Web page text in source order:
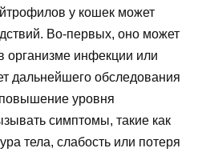
у кошек может
Во-первых, оно может
организме инфекции или
дальнейшего обследования
уровня
симптомы, такие как
тела, слабость или потеря